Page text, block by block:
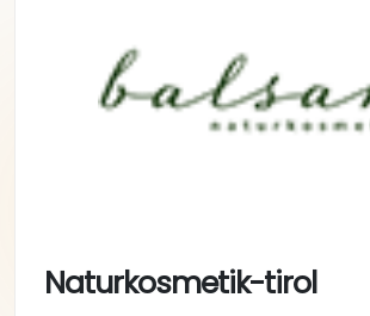
Naturkosmetik-tirol